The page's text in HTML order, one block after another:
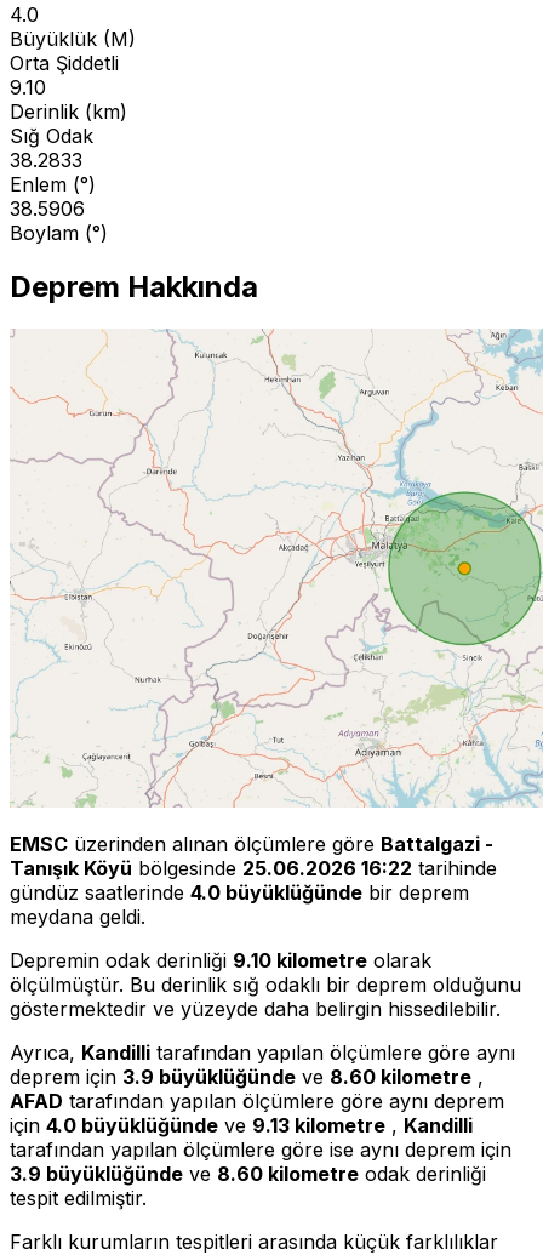
4.0
Büyüklük (M)
Orta Şiddetli
9.10
Derinlik (km)
Sığ Odak
38.2833
Enlem (°)
38.5906
Boylam (°)
Deprem Hakkında
EMSC üzerinden alınan ölçümlere göre Battalgazi -
Tanışık Köyü bölgesinde 25.06.2026 16:22 tarihinde
gündüz saatlerinde 4.0 büyüklüğünde bir deprem
meydana geldi.
Depremin odak derinliği 9.10 kilometre olarak
ölçülmüştür. Bu derinlik sığ odaklı bir deprem olduğunu
göstermektedir ve yüzeyde daha belirgin hissedilebilir.
Ayrıca, Kandilli tarafından yapılan ölçümlere göre aynı
deprem için 3.9 büyüklüğünde ve 8.60 kilometre ,
AFAD tarafından yapılan ölçümlere göre aynı deprem
için 4.0 büyüklüğünde ve 9.13 kilometre , Kandilli
tarafından yapılan ölçümlere göre ise aynı deprem için
3.9 büyüklüğünde ve 8.60 kilometre odak derinliği
tespit edilmiştir.
Farklı kurumların tespitleri arasında küçük farklılıklar